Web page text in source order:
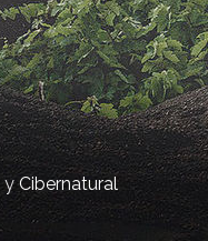
yCibernatural